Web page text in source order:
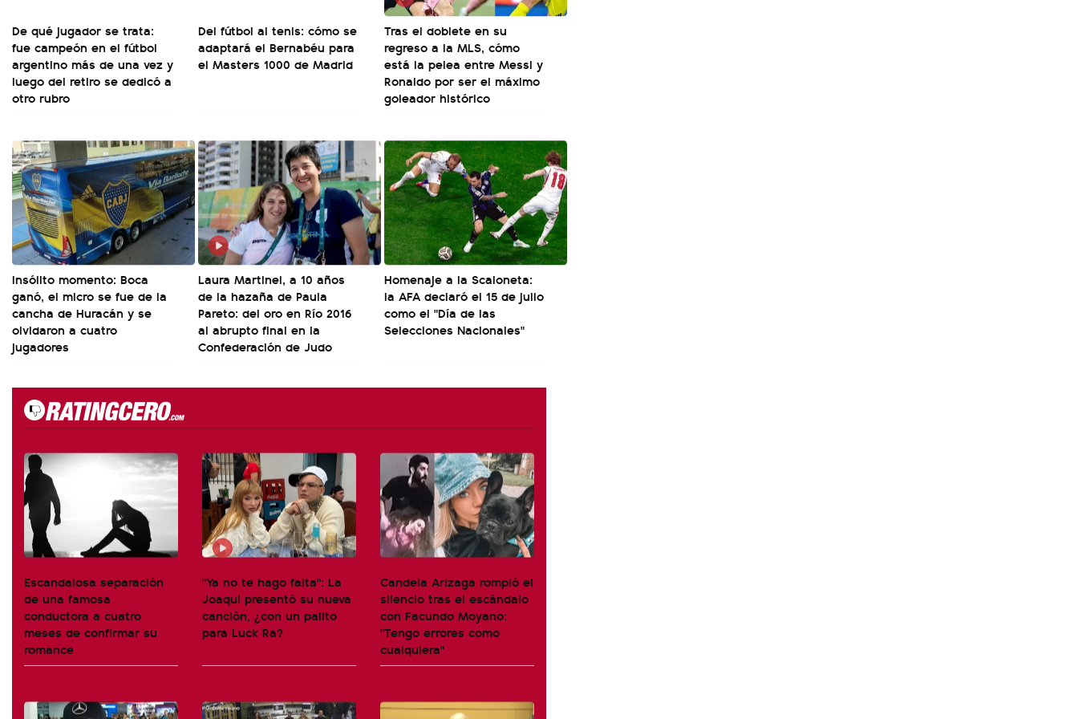
De qué jugador se trata:
fue campeón en el fútbol
argentino más de una vez y
luego del retiro se dedicó a
otro rubro
Del fútbol al tenis: cómo se
adaptará el Bernabéu para
el Masters 1000 de Madrid
Tras el doblete en su
regreso a la MLS, cómo
está la pelea entre Messi y
Ronaldo por ser el máximo
goleador histórico
Insólito momento: Boca
ganó, el micro se fue de la
cancha de Huracán y se
olvidaron a cuatro
jugadores
Laura Martinel, a 10 años
de la hazaña de Paula
Pareto: del oro en Río 2016
al abrupto final en la
Confederación de Judo
Homenaje a la Scaloneta:
la AFA declaró el 15 de julio
como el "Día de las
Selecciones Nacionales"
Escandalosa separación
de una famosa
conductora a cuatro
meses de confirmar su
romance
"Ya no te hago falta": La
Joaqui presentó su nueva
canción, ¿con un palito
para Luck Ra?
Candela Arizaga rompió el
silencio tras el escándalo
con Facundo Moyano:
"Tengo errores como
cualquiera"